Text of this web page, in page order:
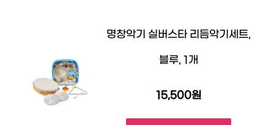
명창악기 실버스타 리듬악기세트,
블루, 1개
15,500원